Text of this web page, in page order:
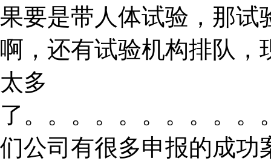
果要是带人体试验，那试
啊，还有试验机构排队，
太多
了。。。。。。。。。
们公司有很多申报的成功